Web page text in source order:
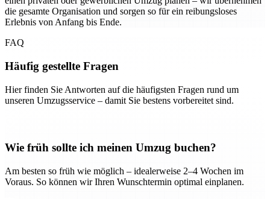
die gesamte Organisation und sorgen so für ein reibungsloses
Erlebnis von Anfang bis Ende.
FAQ
Häufig gestellte Fragen
Hier finden Sie Antworten auf die häufigsten Fragen rund um
unseren Umzugsservice – damit Sie bestens vorbereitet sind.
Wie früh sollte ich meinen Umzug buchen?
Am besten so früh wie möglich – idealerweise 2–4 Wochen im
Voraus. So können wir Ihren Wunschtermin optimal einplanen.